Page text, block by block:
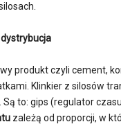
produkt czyli cement,
Klinkier z silosów
to: gips (regulator
zależą od proporcji, w